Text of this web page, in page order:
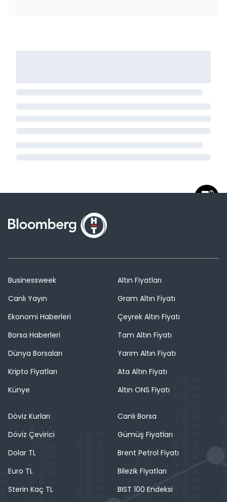
Businessweek
Canlı Yayın
Ekonomi Haberleri
Borsa Haberleri
Dünya Borsaları
Kripto Fiyatları
Künye
Altın Fiyatları
Gram Altın Fiyatı
Çeyrek Altın Fiyatı
Tam Altın Fiyatı
Yarım Altın Fiyatı
Ata Altın Fiyatı
Altın ONS Fiyatı
Döviz Kurları
Döviz Çevirici
Dolar TL
Euro TL
Sterin Kaç TL
Canlı Borsa
Gümüş Fiyatları
Brent Petrol Fiyatı
Bilezik Fiyatları
BIST 100 Endeksi